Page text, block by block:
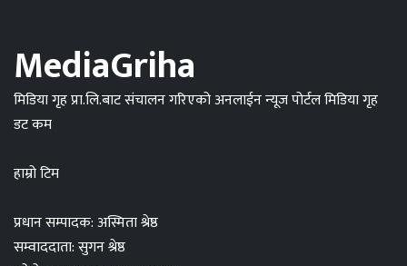
MediaGriha
मिडिया गृह प्रा.लि.बाट संचालन गरिएको अनलाईन न्यूज पोर्टल मिडिया गृह
डट कम
हाम्रो टिम
प्रधान सम्पादक: अस्मिता श्रेष्ठ
सम्वाददाता: सुगन श्रेष्ठ